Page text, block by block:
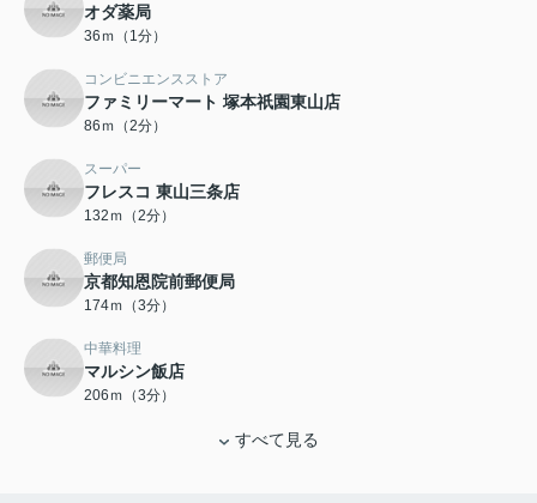
オダ薬局
36ｍ（1分）
コンビニエンスストア
ファミリーマート 塚本祇園東山店
86ｍ（2分）
スーパー
フレスコ 東山三条店
132ｍ（2分）
郵便局
京都知恩院前郵便局
174ｍ（3分）
中華料理
マルシン飯店
206ｍ（3分）
すべて見る